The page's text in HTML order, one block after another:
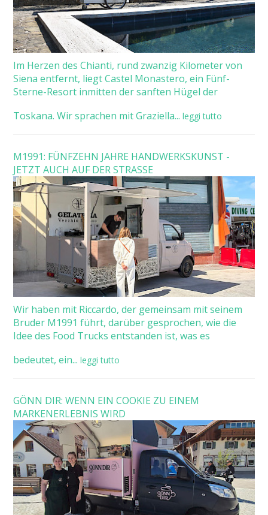
Im Herzen des Chianti, rund zwanzig Kilometer von
Siena entfernt, liegt Castel Monastero, ein Fünf-
Sterne-Resort inmitten der sanften Hügel der
Toskana. Wir sprachen mit Graziella... leggi tutto
M1991: FÜNFZEHN JAHRE HANDWERKSKUNST -
JETZT AUCH AUF DER STRASSE
Wir haben mit Riccardo, der gemeinsam mit seinem
Bruder M1991 führt, darüber gesprochen, wie die
Idee des Food Trucks entstanden ist, was es
bedeutet, ein... leggi tutto
GÖNN DIR: WENN EIN COOKIE ZU EINEM
MARKENERLEBNIS WIRD